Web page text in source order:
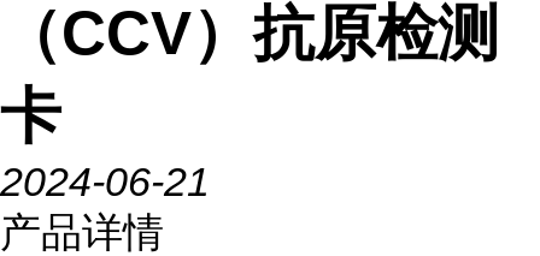
（CCV）抗原检测
卡
2024-06-21
产品详情